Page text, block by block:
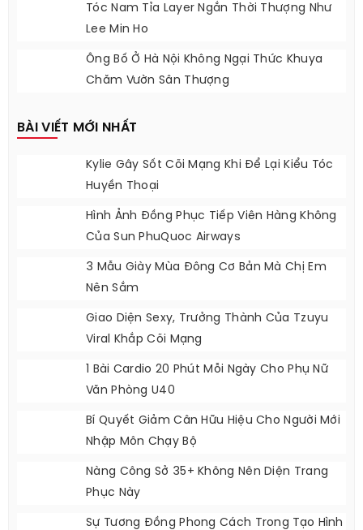
Tóc Nam Tỉa Layer Ngắn Thời Thượng Như
Lee Min Ho
Ông Bố Ở Hà Nội Không Ngại Thức Khuya
Chăm Vườn Sân Thượng
BÀI VIẾT MỚI NHẤT
Kylie Gây Sốt Cõi Mạng Khi Để Lại Kiểu Tóc
Huyền Thoại
Hình Ảnh Đồng Phục Tiếp Viên Hàng Không
Của Sun PhuQuoc Airways
3 Mẫu Giày Mùa Đông Cơ Bản Mà Chị Em
Nên Sắm
Giao Diện Sexy, Trưởng Thành Của Tzuyu
Viral Khắp Cõi Mạng
1 Bài Cardio 20 Phút Mỗi Ngày Cho Phụ Nữ
Văn Phòng U40
Bí Quyết Giảm Cân Hữu Hiệu Cho Người Mới
Nhập Môn Chạy Bộ
Nàng Công Sở 35+ Không Nên Diện Trang
Phục Này
Sự Tương Đồng Phong Cách Trong Tạo Hình